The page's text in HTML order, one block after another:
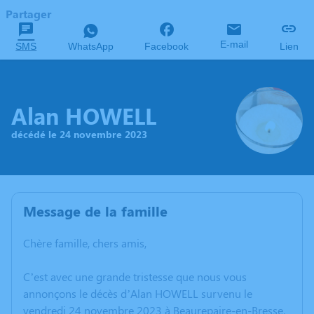
Partager
SMS WhatsApp Facebook E-mail Lien
Alan HOWELL
décédé le 24 novembre 2023
Message de la famille
Chère famille, chers amis,
C’est avec une grande tristesse que nous vous
annonçons le décès d’Alan HOWELL survenu le
vendredi 24 novembre 2023 à Beaurepaire-en-Bresse.